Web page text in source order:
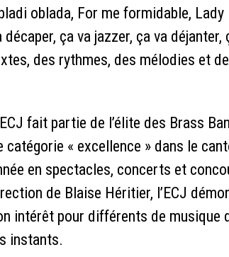
oblada, For me formidable,
décaper, ça va jazzer, ça va
des rythmes, des mélodies et
fait partie de l’élite des Brass
catégorie « excellence » dans le
en spectacles, concerts et
de Blaise Héritier, l’ECJ
intérêt pour différents de musique
instants.